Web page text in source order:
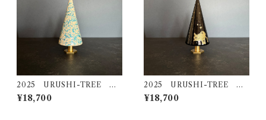
2025 URUSHI-TREE モ
ミ（ＭＯＭＩ）
¥18,700
2025 URUSHI-TREE 金
龍（ＫＩＮＲＹＵ）
¥18,700